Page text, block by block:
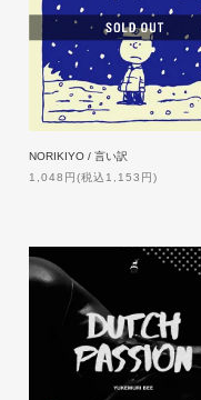
NORIKIYO / 言い訳
1,048円(税込1,153円)